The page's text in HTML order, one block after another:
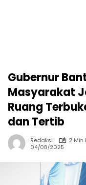
Gubernur
Masyarakat
Ruang
dan Tertib
Redaksi
2 Min
04/08/2025